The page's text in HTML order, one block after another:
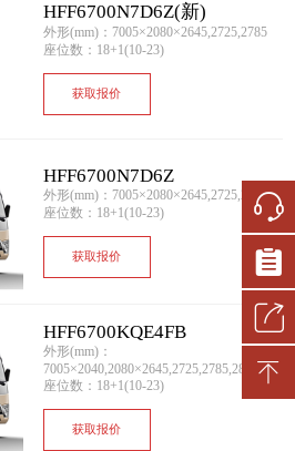
HFF6700N7D6Z(新)
外形(mm)：7005×2080×2645,2725,2785
座位数：18+1(10-23)
获取报价
HFF6700N7D6Z
外形(mm)：7005×2080×2645,2725,2785
座位数：18+1(10-23)
获取报价
HFF6700KQE4FB
外形(mm)：
7005×2040,2080×2645,2725,2785,2810
座位数：18+1(10-23)
获取报价